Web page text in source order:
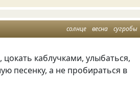
солнце весна сугробы
каблучками, улыбаться,
песенку, а не пробираться в